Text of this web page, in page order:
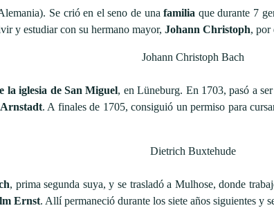
Se crió en el seno de unafamilia que durante 7
y estudiar con su hermano mayor, Johann Christoph, por
la iglesia de San Miguel, en Lüneburg. En 1703, pasó a
Arnstadt. A finales de 1705, consiguió un permiso para
, prima segunda suya, y se trasladó a Mulhose, donde
Ernst. Allí permaneció durante los siete años siguientes y